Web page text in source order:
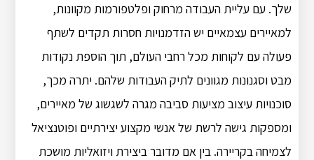
שלך. עם עליית העבודה מרחוק ופלטפורמות מקוונות,
למאיירים עצמאיים יש הזדמנויות חסרות תקדים לשתף
פעולה עם לקוחות מכל רחבי העולם, תוך הוספת נקודות
מבט וסגנונות מגוונים לתיק העבודות שלהם. יתרה מכך,
סוכנויות עיצוב מציעות סביבה מגרה לשגשוג של מאיירים,
ומספקות גישה לרשת של אנשי מקצוע יצירתיים ופוטנציאל
לצמיחה בקריירה. בין אם מדובר ביצירת ויזואליות מושכת